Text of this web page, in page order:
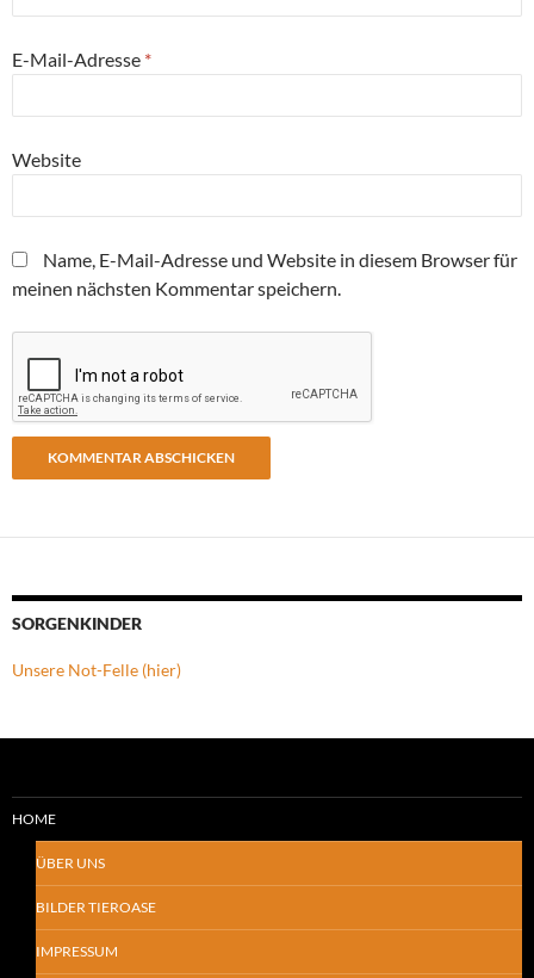
E-Mail-Adresse *
Website
Name, E-Mail-Adresse und Website in diesem Browser für
meinen nächsten Kommentar speichern.
SORGENKINDER
Unsere Not-Felle (hier)
HOME
ÜBER UNS
BILDER TIEROASE
IMPRESSUM